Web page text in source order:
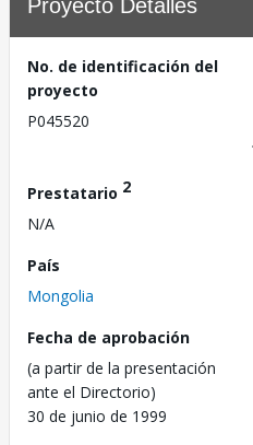
Proyecto Detalles
No. de identificación del
proyecto
P045520
Prestatario 2
N/A
País
Mongolia
Fecha de aprobación
(a partir de la presentación
ante el Directorio)
30 de junio de 1999